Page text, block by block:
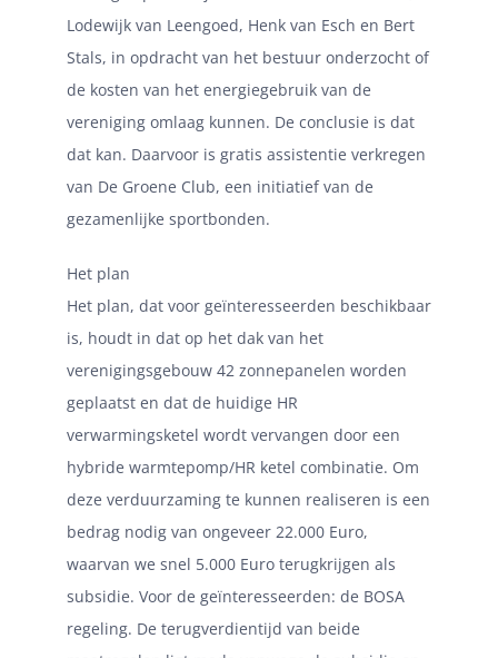
Lodewijk van Leengoed, Henk van Esch en Bert
Stals, in opdracht van het bestuur onderzocht of
de kosten van het energiegebruik van de
vereniging omlaag kunnen. De conclusie is dat
dat kan. Daarvoor is gratis assistentie verkregen
van De Groene Club, een initiatief van de
gezamenlijke sportbonden.
Het plan
Het plan, dat voor geïnteresseerden beschikbaar
is, houdt in dat op het dak van het
verenigingsgebouw 42 zonnepanelen worden
geplaatst en dat de huidige HR
verwarmingsketel wordt vervangen door een
hybride warmtepomp/HR ketel combinatie. Om
deze verduurzaming te kunnen realiseren is een
bedrag nodig van ongeveer 22.000 Euro,
waarvan we snel 5.000 Euro terugkrijgen als
subsidie. Voor de geïnteresseerden: de BOSA
regeling. De terugverdientijd van beide